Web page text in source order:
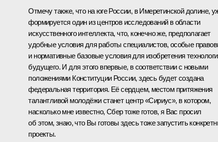
Отмечу также, что на юге России, в Имеретинской долине,
формируется один из центров исследований в области
искусственного интеллекта, что, конечно же, предполагает
удобные условия для работы специалистов, особые
и нормативные базовые условия для изобретения
будущего. И для этого впервые, в соответствии с новыми
положениями Конституции России, здесь будет создана
федеральная территория. Её сердцем, местом притяжения
талантливой молодёжи станет центр «Сириус», в котором,
насколько мне известно, Сбер тоже готов, я Вас просил
об этом, знаю, что Вы готовы здесь тоже запустить
проекты.